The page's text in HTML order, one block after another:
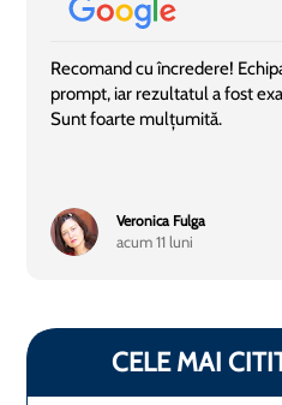
Recomand cu încredere!
prompt, iar rezultatul a fost
Sunt foarte mulțumită.
Veronica Fulga
acum 11 luni
CELE MAI